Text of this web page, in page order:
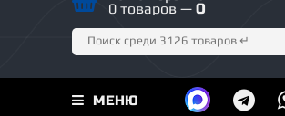
0 товаров — 0
МЕНЮ